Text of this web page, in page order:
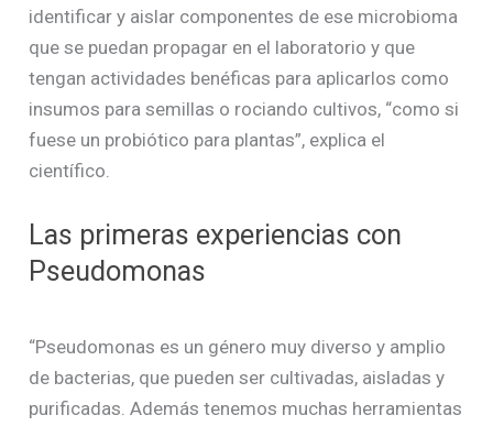
identificar y aislar componentes de ese microbioma
que se puedan propagar en el laboratorio y que
tengan actividades benéficas para aplicarlos como
insumos para semillas o rociando cultivos, “como si
fuese un probiótico para plantas”, explica el
científico.
Las primeras experiencias con
Pseudomonas
“Pseudomonas es un género muy diverso y amplio
de bacterias, que pueden ser cultivadas, aisladas y
purificadas. Además tenemos muchas herramientas